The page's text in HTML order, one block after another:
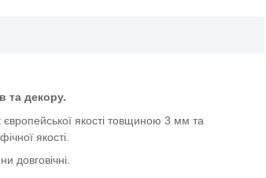
та декору.
європейської якості товщиною 3 мм та
якості.
довговічні.